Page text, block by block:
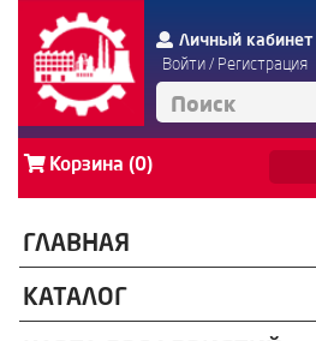
Личный кабинет
Войти/ Регистрация
Корзина (0)
ГЛАВНАЯ
КАТАЛОГ